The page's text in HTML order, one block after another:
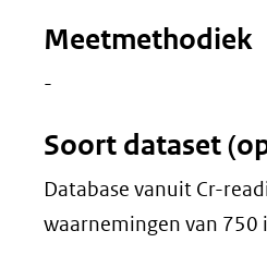
Meetmethodiek
-
Soort dataset
Database vanuit Cr-
waarnemingen van 750